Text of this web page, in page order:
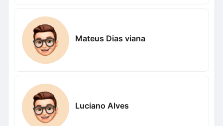
Mateus Dias viana
Luciano Alves